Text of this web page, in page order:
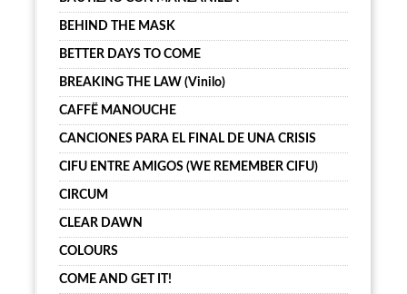
BEHIND THE MASK
BETTER DAYS TO COME
BREAKING THE LAW (Vinilo)
CAFFË MANOUCHE
CANCIONES PARA EL FINAL DE UNA CRISIS
CIFU ENTRE AMIGOS (WE REMEMBER CIFU)
CIRCUM
CLEAR DAWN
COLOURS
COME AND GET IT!